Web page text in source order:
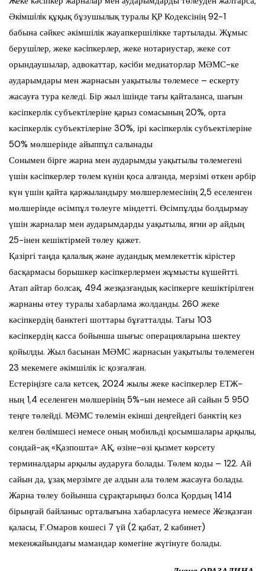
Әкiмшiлiк құқық бұзушылық туралы ҚР Кодексінің 92-1
бабына сәйкес әкімшілік жауапкершілікке тартылады. Жұмыс
берушiлер, жеке кәсiпкерлер, жеке нотариустар, жеке сот
орындаушылар, адвокаттар, кәсiби медиаторлар МӘМС-ке
аударымдары мен жарнасын уақытылы төлемесе – ескерту
жасауға тура келеді. Бір жыл ішінде тағы қайталанса, шағын
кәсіпкерлік субъектілеріне қарыз сомасының 20%, орта
кәсіпкерлік субъектілеріне 30%, ірі кәсіпкерлік субъектілеріне
50% мөлшерінде айыппұл салынады
Сонымен бірге жарна мен аударымды уақытылы төлемегені
үшін кәсіпкерлер төлем күнін қоса алғанда, мерзімі өткен әрбір
күн үшін қайта қаржыландыру мөлшерлемесінің 2,5 еселенген
мөлшерінде өсімпұл төлеуге міндетті. Өсімпұлды болдырмау
үшін жарналар мен аударымдарды уақытылы, яғни әр айдың
25-інен кешіктірмей төлеу қажет.
Қазіргі таңда қалалық және аудандық мемлекеттік кірістер
басқармасы борышкер кәсіпкерлермен жұмысты күшейтті.
Атап айтар болсақ, 494 жезқазғандық кәсіпкерге кешіктірілген
жарнаны өтеу туралы хабарлама жолданды. 260 жеке
кәсіпкердің банктегі шоттары бұғатталды. Тағы 103
кәсіпкердің касса бойынша шығыс операцияларына шектеу
қойылды. Жыл басынан МӘМС жарнасын уақытылы төлемеген
23 мекемеге әкімшілік іс қозғалған.
Естеріңізге сала кетсек, 2024 жылы жеке кәсіпкерлер ЕТЖ-
ның 1,4 еселенген мөлшерінің 5%-ын немесе ай сайын 5 950
теңге төлейді. МӘМС төлемін екінші деңгейдегі банктің кез
келген бөлімшесі немесе оның мобильді қосымшалары арқылы,
сондай-ақ «Қазпошта» АҚ, өзіне-өзі қызмет көрсету
терминалдары арқылы аударуға болады. Төлем коды – 122. Ай
сайын да, ұзақ мерзімге де алдын ала төлем жасауға болады.
Жарна төлеу бойынша сұрақтарыңыз болса Қордың 1414
бірыңғай байланыс орталығына хабарласуға немесе Жезқазған
қаласы, Ғ.Омаров көшесі 7 үй (2 қабат, 2 кабинет)
мекенжайындағы мамандар көмегіне жүгінуге болады.